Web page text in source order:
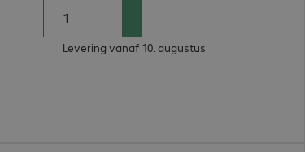
Levering vanaf 10. augustus